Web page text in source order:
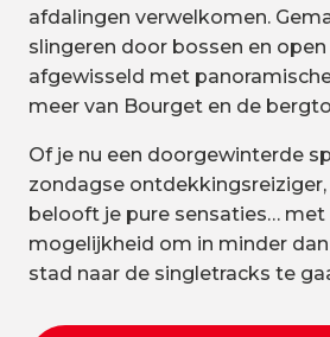
afdalingen verwelkomen.
slingeren door bossen en
afgewisseld met
meer van Bourget en de
Of je nu een doorgewinterde
zondagse
belooft je pure sensaties…
mogelijkheid om in minder
stad naar de singletracks te